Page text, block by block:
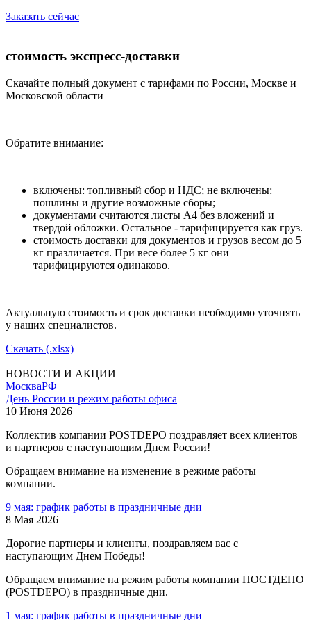
Заказать сейчас
стоимость экспресс-доставки
Скачайте полный документ с тарифами по России, Москве и
Московской области
Обратите внимание:
включены: топливный сбор и НДС; не включены:
пошлины и другие возможные сборы;
документами считаются листы А4 без вложений и
твердой обложки. Остальное - тарифицируется как груз.
стоимость доставки для документов и грузов весом до 5
кг празличается. При весе более 5 кг они
тарифицируются одинаково.
Актуальную стоимость и срок доставки необходимо уточнять
у наших специалистов.
Скачать (.xlsx)
НОВОСТИ И АКЦИИ
МоскваРФ
День России и режим работы офиса
10 Июня 2026
Коллектив компании POSTDEPO поздравляет всех клиентов
и партнеров с наступающим Днем России!
Обращаем внимание на изменение в режиме работы
компании.
9 мая: график работы в праздничные дни
8 Мая 2026
Дорогие партнеры и клиенты, поздравляем вас с
наступающим Днем Победы!
Обращаем внимание на режим работы компании ПОСТДЕПО
(POSTDEPO) в праздничные дни.
1 мая: график работы в праздничные дни